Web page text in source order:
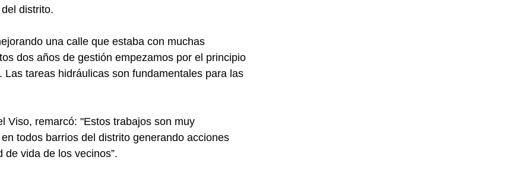
distrito.
una calle que estaba con muchas
dos años de gestión empezamos por el principio
tareas hidráulicas son fundamentales para las
Viso, remarcó: "Estos trabajos son muy
todos barrios del distrito generando acciones
vida de los vecinos”.